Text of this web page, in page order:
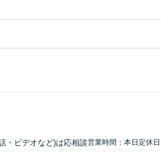
・ビデオなど)は応相談営業時間：本日定休日